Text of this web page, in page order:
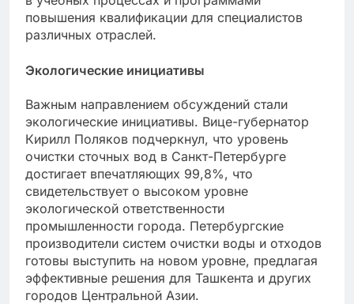
повышения квалификации для специалистов
различных отраслей.
Экологические инициативы
Важным направлением обсуждений стали
экологические инициативы. Вице-губернатор
Кирилл Поляков подчеркнул, что уровень
очистки сточных вод в Санкт-Петербурге
достигает впечатляющих 99,8%, что
свидетельствует о высоком уровне
экологической ответственности
промышленности города. Петербургские
производители систем очистки воды и отходов
готовы выступить на новом уровне, предлагая
эффективные решения для Ташкента и других
городов Центральной Азии.